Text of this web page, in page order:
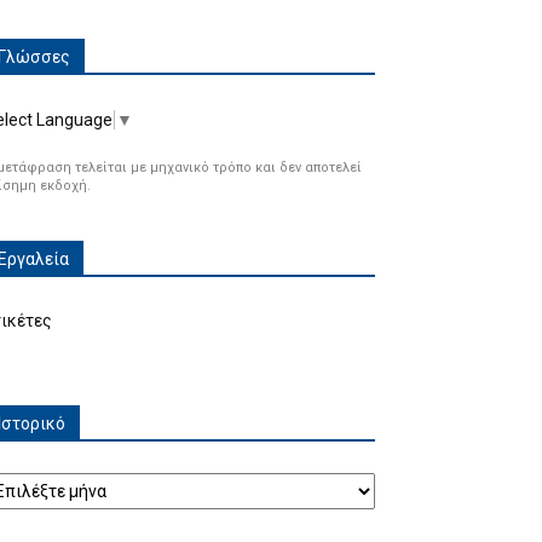
Γλώσσες
Language ▼
τελείται με μηχανικό τρόπο και δεν αποτελεί
εκδοχή.
Εργαλεία
Ιστορικό